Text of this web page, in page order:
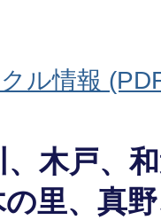
ル情報
木戸、
里、真